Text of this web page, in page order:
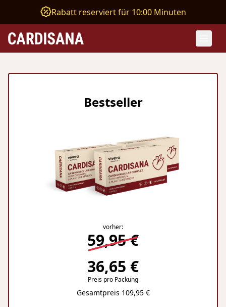
Rabatt reserviert für 10:00 Minuten
Bestseller
vorher:
59,95 €
36,65 €
Preis pro Packung
Gesamtpreis 109,95 €